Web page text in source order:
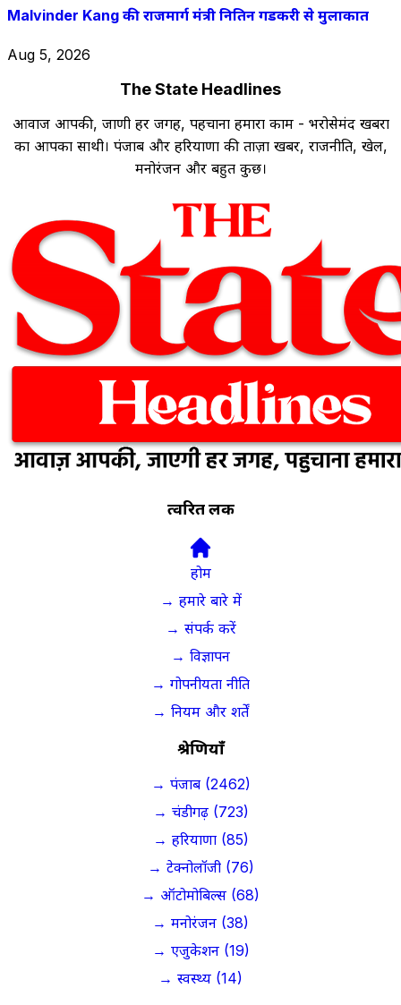
Malvinder Kang की राजमार्ग मंत्री नितिन गडकरी से मुलाकात
Aug 5, 2026
The State Headlines
आवाज आपकी, जाणी हर जगह, पहचाना हमारा काम - भरोसेमंद खबरों
का आपका साथी। पंजाब और हरियाणा की ताज़ा खबरें, राजनीति, खेल,
मनोरंजन और बहुत कुछ।
त्वरित लिंक
होम
→ हमारे बारे में
→ संपर्क करें
→ विज्ञापन
→ गोपनीयता नीति
→ नियम और शर्तें
श्रेणियाँ
→ पंजाब (2462)
→ चंडीगढ़ (723)
→ हरियाणा (85)
→ टेक्नोलॉजी (76)
→ ऑटोमोबिल्स (68)
→ मनोरंजन (38)
→ एजुकेशन (19)
→ स्वस्थ्य (14)